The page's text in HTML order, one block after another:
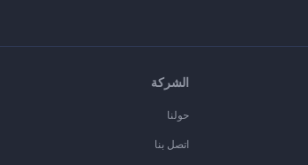
الشركة
حولنا
اتصل بنا